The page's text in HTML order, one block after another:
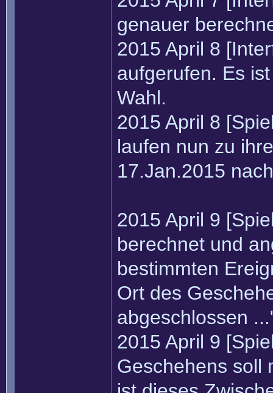
genauer
2015 April 8
aufgerufen. Es
Wahl.
2015 April 8
laufen nun zu
17.Jan.2015
2015 April 9
berechnet und
bestimmten
Ort des
abgeschlossen
2015 April 9
Geschehens soll